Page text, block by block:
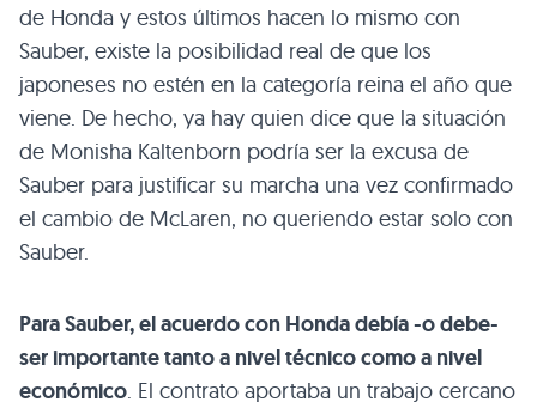
de Honda y estos últimos hacen lo mismo con
Sauber, existe la posibilidad real de que los
japoneses no estén en la categoría reina el año que
viene. De hecho, ya hay quien dice que la situación
de Monisha Kaltenborn podría ser la excusa de
Sauber para justificar su marcha una vez confirmado
el cambio de McLaren, no queriendo estar solo con
Sauber.
Para Sauber, el acuerdo con Honda debía -o debe-
ser importante tanto a nivel técnico como a nivel
económico. El contrato aportaba un trabajo cercano